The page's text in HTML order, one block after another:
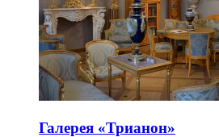
Галерея «Трианон»